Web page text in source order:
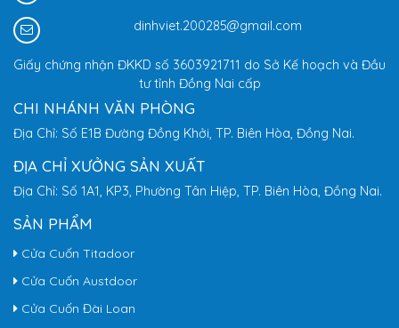
dinhviet.200285@gmail.com
Giấy chứng nhận ĐKKD số 3603921711 do Sở Kế hoạch và Đầu
tư tỉnh Đồng Nai cấp
CHI NHÁNH VĂN PHÒNG
Địa Chỉ: Số E1B Đường Đồng Khởi, TP. Biên Hòa, Đồng Nai.
ĐỊA CHỈ XƯỞNG SẢN XUẤT
Địa Chỉ: Số 1A1, KP3, Phường Tân Hiệp, TP. Biên Hòa, Đồng Nai.
SẢN PHẨM
Cửa Cuốn Titadoor
Cửa Cuốn Austdoor
Cửa Cuốn Đài Loan